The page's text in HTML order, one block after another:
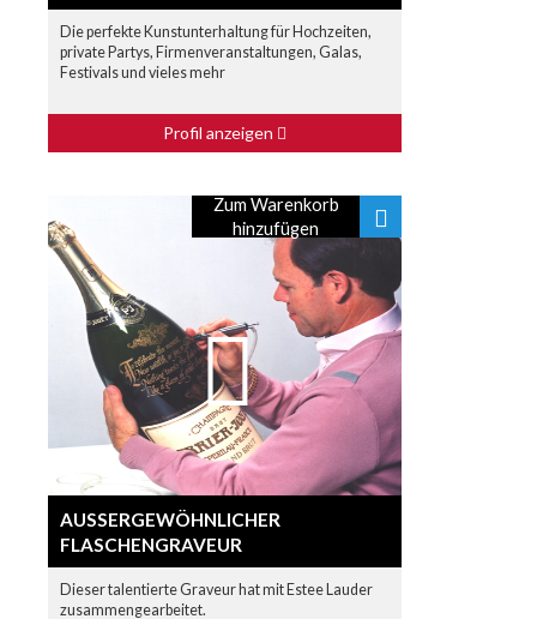
Die perfekte Kunstunterhaltung für Hochzeiten,
private Partys, Firmenveranstaltungen, Galas,
Festivals und vieles mehr
Profil anzeigen
Zum Warenkorb
hinzufügen
AUSSERGEWÖHNLICHER F
LASCHENGRAVEUR
Dieser talentierte Graveur hat mit Estee Lauder
zusammengearbeitet.